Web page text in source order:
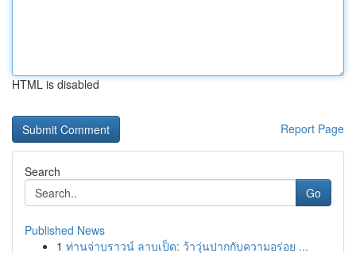
HTML is disabled
Report Page
Search
Go
Published News
1 ท่านจ่าบราวน์ ลาบเป็ด: ว้าวุ่นปากกับความอร่อย ...